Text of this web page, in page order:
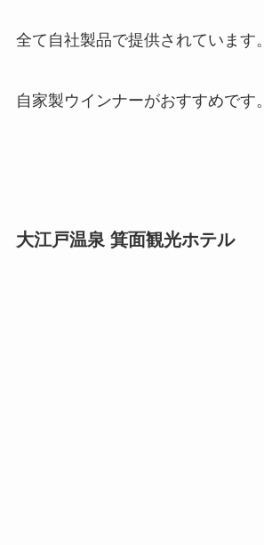
全て自社製品で提供されています。
自家製ウインナーがおすすめです。
大江戸温泉 箕面観光ホテル